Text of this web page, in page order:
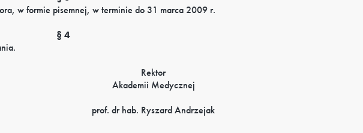
w formie pisemnej, w terminie do 31 marca 2009 r.
§ 4
Rektor
Akademii Medycznej
prof. dr hab. Ryszard Andrzejak